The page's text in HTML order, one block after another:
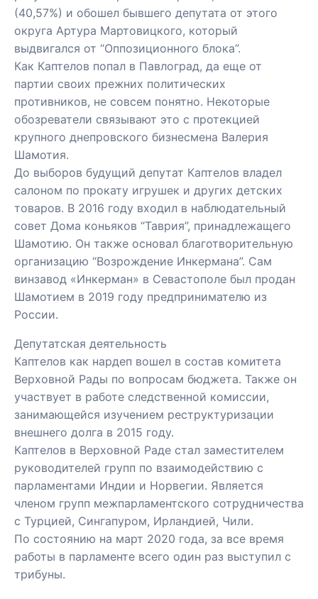
(40,57%) и обошел бывшего депутата от этого
округа Артура Мартовицкого, который
выдвигался от “Оппозиционного блока”.
Как Каптелов попал в Павлоград, да еще от
партии своих прежних политических
противников, не совсем понятно. Некоторые
обозреватели связывают это с протекцией
крупного днепровского бизнесмена Валерия
Шамотия.
До выборов будущий депутат Каптелов владел
салоном по прокату игрушек и других детских
товаров. В 2016 году входил в наблюдательный
совет Дома коньяков “Таврия”, принадлежащего
Шамотию. Он также основал благотворительную
организацию “Возрождение Инкермана”. Сам
винзавод «Инкерман» в Севастополе был продан
Шамотием в 2019 году предпринимателю из
России.
Депутатская деятельность
Каптелов как нардеп вошел в состав комитета
Верховной Рады по вопросам бюджета. Также он
участвует в работе следственной комиссии,
занимающейся изучением реструктуризации
внешнего долга в 2015 году.
Каптелов в Верховной Раде стал заместителем
руководителей групп по взаимодействию с
парламентами Индии и Норвегии. Является
членом групп межпарламентского сотрудничества
с Турцией, Сингапуром, Ирландией, Чили.
По состоянию на март 2020 года, за все время
работы в парламенте всего один раз выступил с
трибуны.